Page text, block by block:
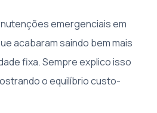
emergenciais em
acabaram saindo bem mais
fixa. Sempre explico isso
o equilíbrio custo-